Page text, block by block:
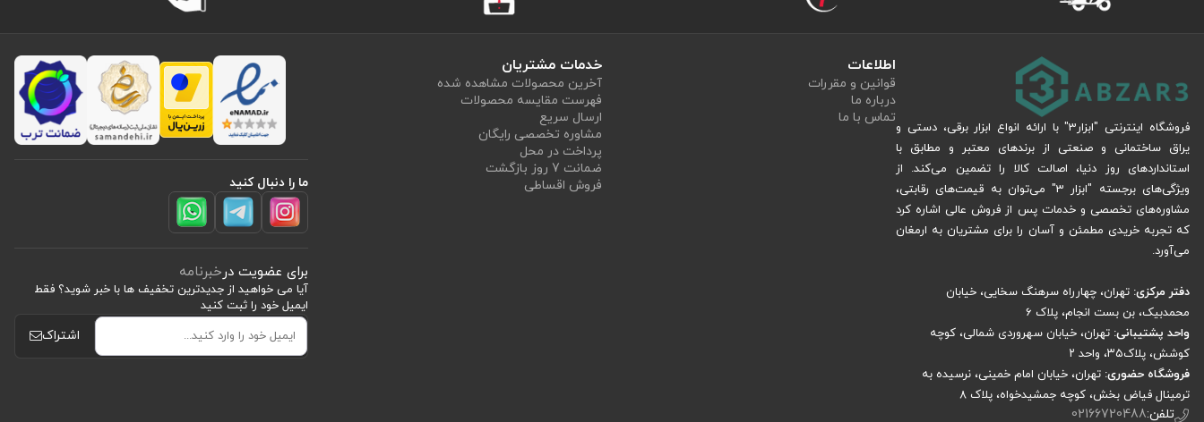
فروشگاه اینترنتی "ابزار3" با ارائه انواع ابزار برقی، دستی و
یراق ساختمانی و صنعتی از برندهای معتبر و مطابق با
استانداردهای روز دنیا، اصالت کالا را تضمین می‌کند. از
ویژگی‌های برجسته "ابزار 3" می‌توان به قیمت‌های رقابتی،
مشاوره‌های تخصصی و خدمات پس از فروش عالی اشاره کرد
که تجربه خریدی مطمئن و آسان را برای مشتریان به ارمغان
می‌آورد.
دفتر مرکزی: تهران، چهارراه سرهنگ سخایی، خیابان
محمدبیک، بن بست انجام، پلاک 6
واحد پشتیبانی: تهران، خیابان سهروردی شمالی، کوچه
کوشش، پلاک۳۵، واحد ۲
فروشگاه حضوری: تهران، خیابان امام خمینی، نرسیده به
ترمینال فیاض بخش، کوچه جمشیدخواه، پلاک ۸
تلفن:02166720488
اطلاعات
قوانین و مقررات
درباره ما
تماس با ما
خدمات مشتریان
آخرین محصولات مشاهده شده
فهرست مقایسه محصولات
ارسال سریع
مشاوره تخصصی رایگان
پرداخت در محل
ضمانت 7 روز بازگشت
فروش اقساطی
ما را دنبال کنید
برای عضویت درخبرنامه
آیا می خواهید از جدید‌ترین تخفیف‌ ها با‌ خبر شوید؟ فقط
ایمیل خود را ثبت کنید
اشتراک